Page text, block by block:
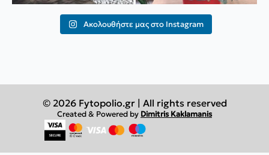
Ακολουθήστε μας στο Instagram
© 2026 Fytopolio.gr | All rights reserved
Created & Powered by Dimitris Kaklamanis